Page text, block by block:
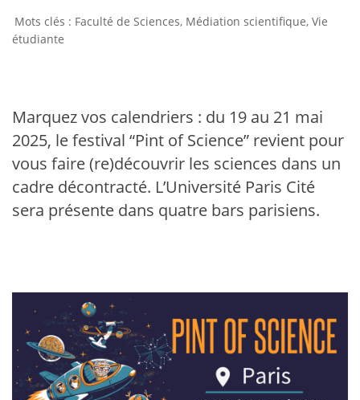
Faculté de Sciences, Médiation scientifique, Vie
étudiante
Marquez vos calendriers : du 19 au 21 mai
2025, le festival “Pint of Science” revient pour
vous faire (re)découvrir les sciences dans un
cadre décontracté. L’Université Paris Cité
sera présente dans quatre bars parisiens.